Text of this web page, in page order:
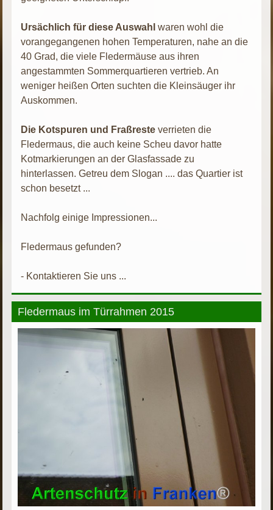
Ursächlich für diese Auswahlwaren wohl die
vorangegangenen hohen Temperaturen, nahe an die
40 Grad, die viele Fledermäuse aus ihren
angestammten Sommerquartieren vertrieb. An
weniger heißen Orten suchten die Kleinsäuger ihr
Auskommen.
Die Kotspuren und Fraßreste verrieten die
Fledermaus, die auch keine Scheu davor hatte
Kotmarkierungen an der Glasfassade zu
hinterlassen. Getreu dem Slogan .... das Quartier ist
schon besetzt ...
Nachfolg einige Impressionen...
Fledermaus gefunden?
- Kontaktieren Sie uns ...
Fledermaus im Türrahmen 2015